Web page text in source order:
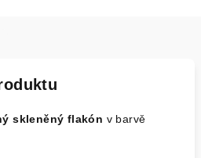
skleněný flakón v barvě